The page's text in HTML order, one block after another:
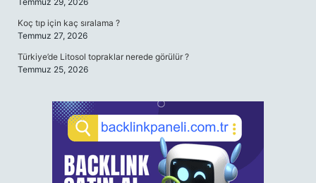
Koç tıp için kaç sıralama ?
Temmuz 27, 2026
Türkiye’de Litosol topraklar nerede görülür ?
Temmuz 25, 2026